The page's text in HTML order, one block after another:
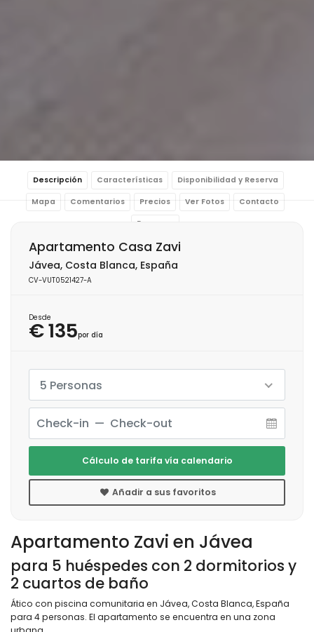
Descripción Características Disponibilidad y Reserva
Mapa Comentarios Precios Ver Fotos Contacto
Reservar
Apartamento Zavi en Jávea
para 5 huéspedes con 2 dormitorios y
2 cuartos de baño
Ático con piscina comunitaria en Jávea, Costa Blanca, España
para 4 personas. El apartamento se encuentra en una zona
Apartamento Casa Zavi
Jávea, Costa Blanca, España
CV-VUT0521427-A
Desde
€ 135por día
5 Personas
Cálculo de tarifa vía calendario
Añadir a sus favoritos